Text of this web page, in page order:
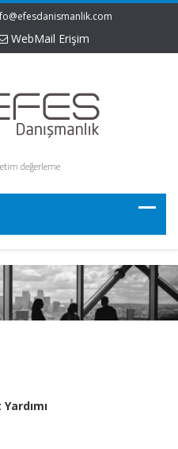
WebMail Erişim
değerleme